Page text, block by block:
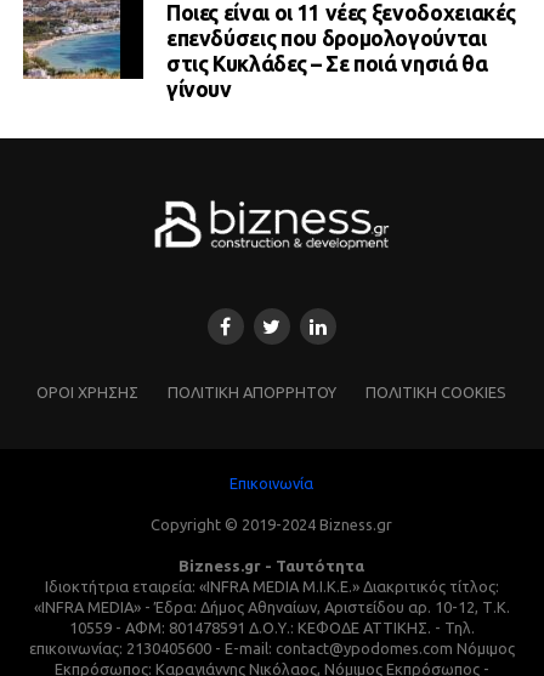
Ποιες είναι οι 11 νέες ξενοδοχειακές
επενδύσεις που δρομολογούνται
στις Κυκλάδες – Σε ποιά νησιά θα
γίνουν
ΌΡΟΙ ΧΡΗΣΗΣ ΠΟΛΙΤΙΚΗ ΑΠΟΡΡΗΤΟΥ ΠΟΛΙΤΙΚΗ COOKIES
Επικοινωνία
Copyright © 2019-2024 Bizness.gr
Bizness.gr - Ταυτότητα
Ιδιοκτήτρια εταιρεία: «INFRA MEDIA M.I.K.E.» Διακριτικός τίτλος:
«INFRA MEDIA» - Έδρα: Δήμος Αθηναίων, Αριστείδου αρ. 10-12, Τ.Κ.
10559 - ΑΦΜ: 801478591 Δ.Ο.Υ.: ΚΕΦΟΔΕ ΑΤΤΙΚΗΣ. - Τηλ.
επικοινωνίας: 2130405600 - E-mail: contact@ypodomes.com Νόμιμος
Εκπρόσωπος: Καραγιάννης Νικόλαος, Νόμιμος Εκπρόσωπος -